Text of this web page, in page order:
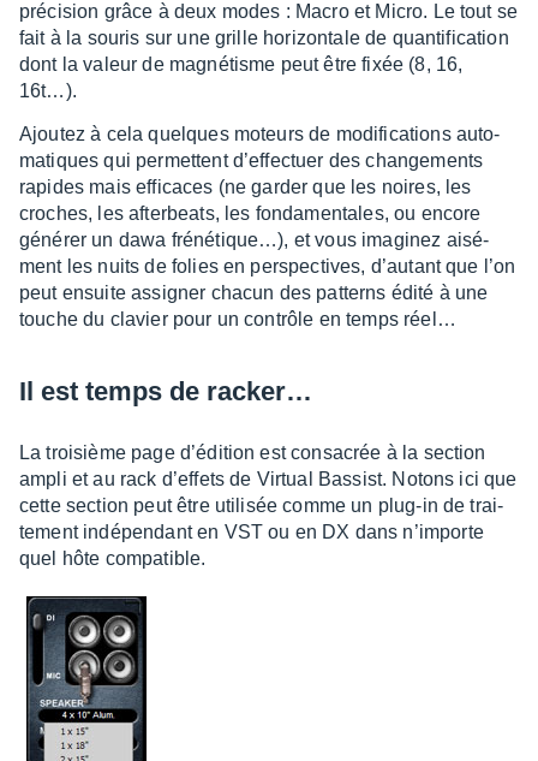
préci­sion grâce à deux modes : Macro et Micro. Le tout se
fait à la souris sur une grille hori­zon­tale de quan­ti­fi­ca­tion
dont la valeur de magné­tisme peut être fixée (8, 16,
16t…).
Ajou­tez à cela quelques moteurs de modi­fi­ca­tions auto­
ma­tiques qui permettent d’ef­fec­tuer des chan­ge­ments
rapides mais effi­caces (ne garder que les noires, les
croches, les after­beats, les fonda­men­tales, ou encore
géné­rer un dawa fréné­tique…), et vous imagi­nez aisé­
ment les nuits de folies en pers­pec­tives, d’au­tant que l’on
peut ensuite assi­gner chacun des patterns édité à une
touche du clavier pour un contrôle en temps réel…
Il est temps de racker…
La troi­sième page d’édi­tion est consa­crée à la section
ampli et au rack d’ef­fets de Virtual Bassist. Notons ici que
cette section peut être utili­sée comme un plug-in de trai­
te­ment indé­pen­dant en VST ou en DX dans n’im­porte
quel hôte compa­tible.